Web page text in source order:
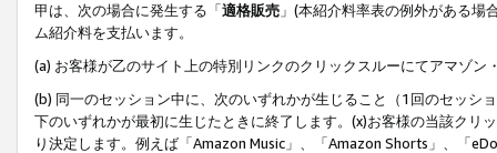
甲は、次の場合に発生する「適格販売 」(本紹介料率表の例外がある
ム紹介料を支払います。
(a) お客様が乙のサイト上の特別リンクのクリックスルーにてアマゾン
(b) 同一のセッション中に、次のいずれかが生じること（1回のセッシ
下のいずれかが最初に生じたときに終了します。(x)お客様の当該ク
り決定します。例えば「Amazon Music」、「Amazon Shorts」、「